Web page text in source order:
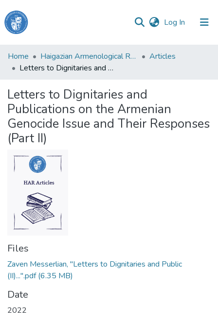
Log In (current)
Haigazian
University
&
Collections
All of DSpace
Home Haigazian Armenological Review
Articles
Letters to Dignitaries and Publications on the Armenian Genocide Issue and Their Responses (Part II)
Letters to Dignitaries and
Publications on the Armenian
Genocide Issue and Their Responses
(Part II)
Files
Zaven Messerlian, "Letters to Dignitaries and Public
(II)...".pdf(6.35 MB)
Date
2022